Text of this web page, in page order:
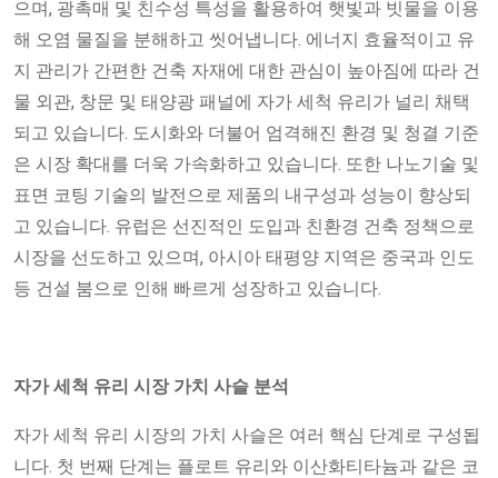
으며, 광촉매 및 친수성 특성을 활용하여 햇빛과 빗물을 이용
해 오염 물질을 분해하고 씻어냅니다. 에너지 효율적이고 유
지 관리가 간편한 건축 자재에 대한 관심이 높아짐에 따라 건
물 외관, 창문 및 태양광 패널에 자가 세척 유리가 널리 채택
되고 있습니다. 도시화와 더불어 엄격해진 환경 및 청결 기준
은 시장 확대를 더욱 가속화하고 있습니다. 또한 나노기술 및
표면 코팅 기술의 발전으로 제품의 내구성과 성능이 향상되
고 있습니다. 유럽은 선진적인 도입과 친환경 건축 정책으로
시장을 선도하고 있으며, 아시아 태평양 지역은 중국과 인도
등 건설 ​​붐으로 인해 빠르게 성장하고 있습니다.
자가 세척 유리 시장 가치 사슬 분석
자가 세척 유리 시장의 가치 사슬은 여러 핵심 단계로 구성됩
니다. 첫 번째 단계는 플로트 유리와 이산화티타늄과 같은 코